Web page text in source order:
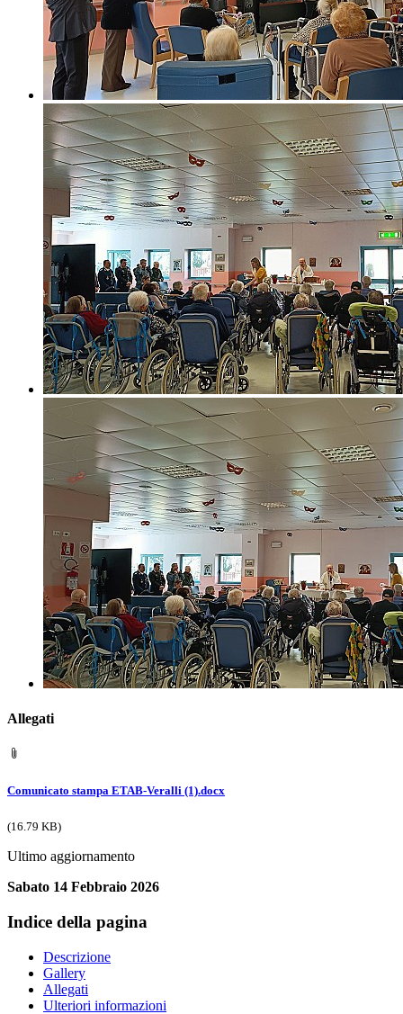
Allegati
Comunicato stampa ETAB-Veralli (1).docx
(16.79 KB)
Ultimo aggiornamento
Sabato 14 Febbraio 2026
Indice della pagina
Descrizione
Gallery
Allegati
Ulteriori informazioni